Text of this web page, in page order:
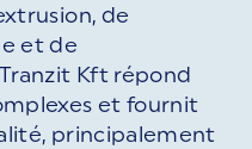
de
et de
Kft répond
et fournit
principalement